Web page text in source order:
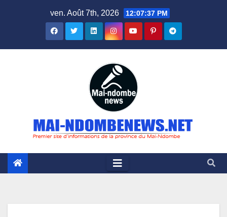
ven. Août 7th, 2026 12:07:38 PM